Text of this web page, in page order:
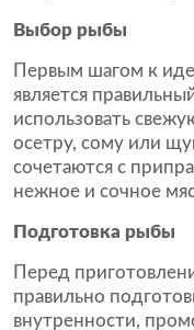
Выбор рыбы
Первым шагом к
является
использовать
осетру, сому или
сочетаются с
нежное и сочное
Подготовка рыбы
Перед
правильно
внутренности,